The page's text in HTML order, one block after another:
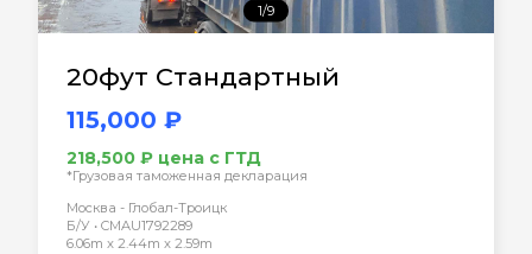
1/9
20фут Стандартный
115,000 ₽
218,500 ₽ цена с ГТД
*Грузовая таможенная декларация
Москва - Глобал-Троицк
Б/У • CMAU1792289
6.06m x 2.44m x 2.59m